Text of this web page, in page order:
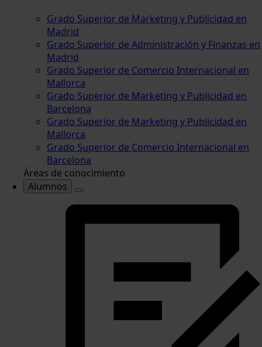
Grado Superior de Marketing y Publicidad en
Madrid
Grado Superior de Administración y Finanzas en
Madrid
Grado Superior de Comercio Internacional en
Mallorca
Grado Superior de Marketing y Publicidad en
Barcelona
Grado Superior de Marketing y Publicidad en
Mallorca
Grado Superior de Comercio Internacional en
Barcelona
Áreas de conocimiento
Alumnos